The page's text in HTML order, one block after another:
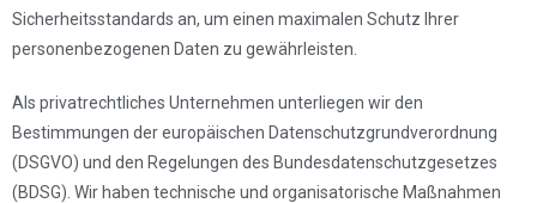
Sicherheitsstandards an, um einen maximalen Schutz Ihrer
personenbezogenen Daten zu gewährleisten.
Als privatrechtliches Unternehmen unterliegen wir den
Bestimmungen der europäischen Datenschutzgrundverordnung
(DSGVO) und den Regelungen des Bundesdatenschutzgesetzes
(BDSG). Wir haben technische und organisatorische Maßnahmen